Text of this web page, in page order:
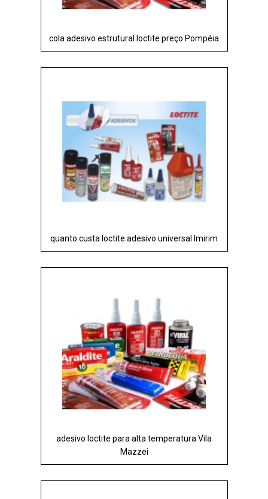
cola adesivo estrutural loctite preço Pompéia
quanto custa loctite adesivo universal Imirim
adesivo loctite para alta temperatura Vila
Mazzei